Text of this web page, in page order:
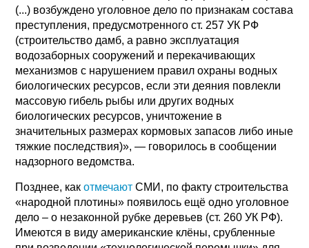
(...) возбуждено уголовное дело по признакам состава
преступления, предусмотренного ст. 257 УК РФ
(строительство дамб, а равно эксплуатация
водозаборных сооружений и перекачивающих
механизмов с нарушением правил охраны водных
биологических ресурсов, если эти деяния повлекли
массовую гибель рыбы или других водных
биологических ресурсов, уничтожение в
значительных размерах кормовых запасов либо иные
тяжкие последствия)», — говорилось в сообщении
надзорного ведомства.
Позднее, какотмечают СМИ, по факту строительства
«народной плотины» появилось ещё одно уголовное
дело – о незаконной рубке деревьев (ст. 260 УК РФ).
Имеются в виду американские клёны, срубленные